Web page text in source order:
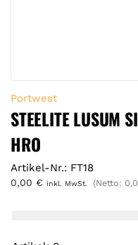
Portwest
STEELITE LUSUM
HRO
Artikel-Nr.: FT18
0,00 € inkl. MwSt. (Netto: